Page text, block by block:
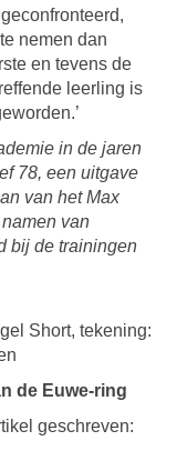
nemen dan
en tevens de
leerling is
in de jaren
78, een uitgave
van het Max
van
bij de trainingen
Short, tekening:
de Euwe-ring
geschreven: